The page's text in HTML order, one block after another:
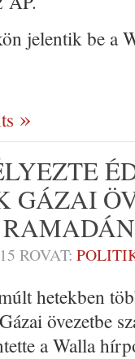
jelentik be a
GÁZAI
ROVAT:
hetekben
övezetbe
a Walla